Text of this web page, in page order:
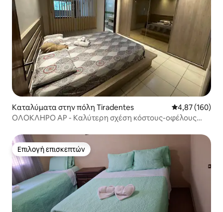
Καταλύματα στην πόλη Tiradentes Μέση
4,87 (160)
ΟΛΟΚΛΗΡΟ AP - Καλύτερη σχέση κόστους-οφέλους
Επιλογή επισκεπτών
Επιλογή επισκεπτών